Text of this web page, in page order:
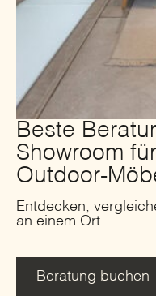
Beste
Showroom
Outdoor-
Entdecken,
an einem Ort.
Beratung buchen